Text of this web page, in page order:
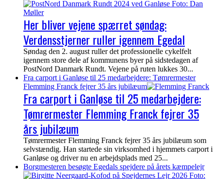
Her bliver vejene spærret søndag:
Verdensstjerner ruller igennem Egedal
Søndag den 2. august ruller det professionelle cykelfelt
igennem store dele af kommunens byer på sidstedagen af
PostNord Danmark Rundt. Vejene på ruten lukkes 30...
Fra carport i Ganløse til 25 medarbejdere: Tømrermester
Flemming Franck fejrer 35 års jubilæum
Fra carport i Ganløse til 25 medarbejdere:
Tømrermester Flemming Franck fejrer 35
års jubilæum
Tømrermester Flemming Franck fejrer 35 års jubilæum som
selvstændig. Han startede sin virksomhed i hjemmets carport i
Ganløse og driver nu en arbejdsplads med 25...
Borgmesteren besøgte Egedals spejdere på årets kæmpelejr